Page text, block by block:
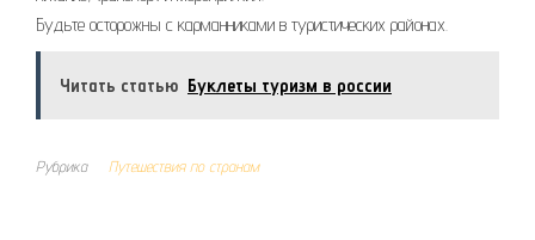
Будьте осторожны с карманниками в туристических районах.
Читать статью Буклеты туризм в россии
Рубрика Путешествия по странам